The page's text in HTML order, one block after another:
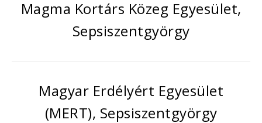
Magma Kortárs Közeg Egyesület,
Sepsiszentgyörgy
Magyar Erdélyért Egyesület
(MERT), Sepsiszentgyörgy